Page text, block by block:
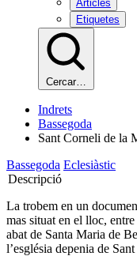
Articles
Etiquetes
Cercar…
Indrets
Bassegoda
Sant Corneli de la
Bassegoda Eclesiàstic
Descripció
La trobem en un
mas situat en el lloc,
abat de Santa Maria de
l’església depenia de